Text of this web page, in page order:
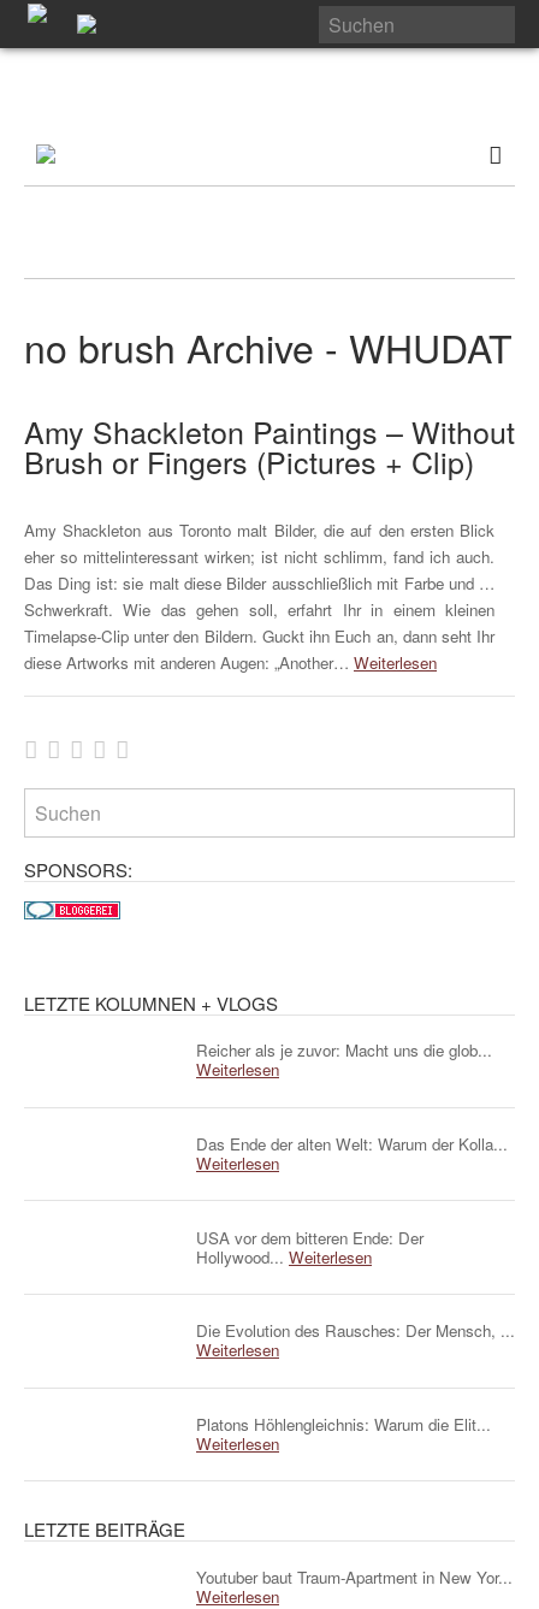
no brush Archive - WHUDAT
Amy Shackleton Paintings – Without
Brush or Fingers (Pictures + Clip)
Amy Shackleton aus Toronto malt Bilder, die auf den ersten Blick
eher so mittelinteressant wirken; ist nicht schlimm, fand ich auch.
Das Ding ist: sie malt diese Bilder ausschließlich mit Farbe und …
Schwerkraft. Wie das gehen soll, erfahrt Ihr in einem kleinen
Timelapse-Clip unter den Bildern. Guckt ihn Euch an, dann seht Ihr
diese Artworks mit anderen Augen: „Another… Weiterlesen
SPONSORS:
LETZTE KOLUMNEN + VLOGS
Reicher als je zuvor: Macht uns die glob...
Weiterlesen
Das Ende der alten Welt: Warum der Kolla...
Weiterlesen
USA vor dem bitteren Ende: Der
Hollywood... Weiterlesen
Die Evolution des Rausches: Der Mensch, ...
Weiterlesen
Platons Höhlengleichnis: Warum die Elit...
Weiterlesen
LETZTE BEITRÄGE
Youtuber baut Traum-Apartment in New Yor...
Weiterlesen